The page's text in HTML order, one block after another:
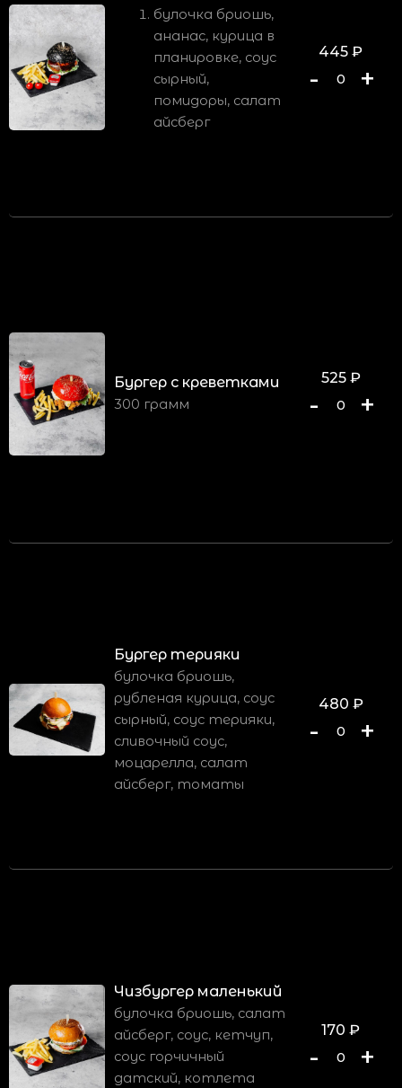
булочка бриошь,
ананас, курица в
планировке, соус
сырный,
помидоры, салат
айсберг
445 ₽
- 0 +
Бургер с креветками
300 грамм
525 ₽
- 0 +
Бургер терияки
булочка бриошь,
рубленая курица, соус
сырный, соус терияки,
сливочный соус,
моцарелла, салат
айсберг, томаты
480 ₽
- 0 +
Чизбургер маленький
булочка бриошь, салат
айсберг, соус, кетчуп,
соус горчичный
датский, котлета
170 ₽
- 0 +